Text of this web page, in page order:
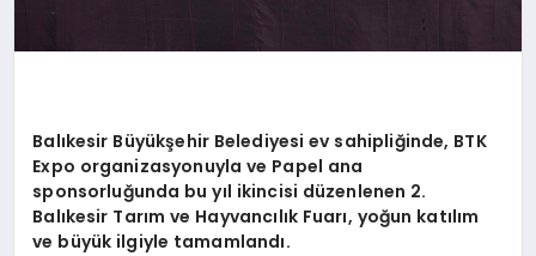
Balıkesir Büyükşehir Belediyesi ev sahipliğinde, BTK
Expo organizasyonuyla ve Papel ana
sponsorluğunda bu yıl ikincisi düzenlenen 2.
Balıkesir Tarım ve Hayvancılık Fuarı, yoğun katılım
ve büyük ilgiyle tamamlandı.